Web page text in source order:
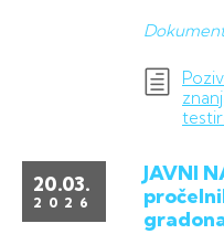
20.03.
2026
JAVNI